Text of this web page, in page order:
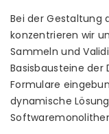
Bei der Gestaltung
konzentrieren wir
Sammeln und
Basisbausteine der
Formulare
dynamische